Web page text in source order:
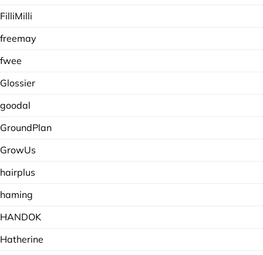
FilliMilli
freemay
fwee
Glossier
goodal
GroundPlan
GrowUs
hairplus
haming
HANDOK
Hatherine